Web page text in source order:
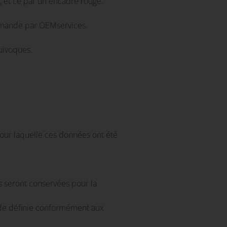
par OEMservices.
laquelle ces données ont été
seront conservées pour la
définie conformément aux